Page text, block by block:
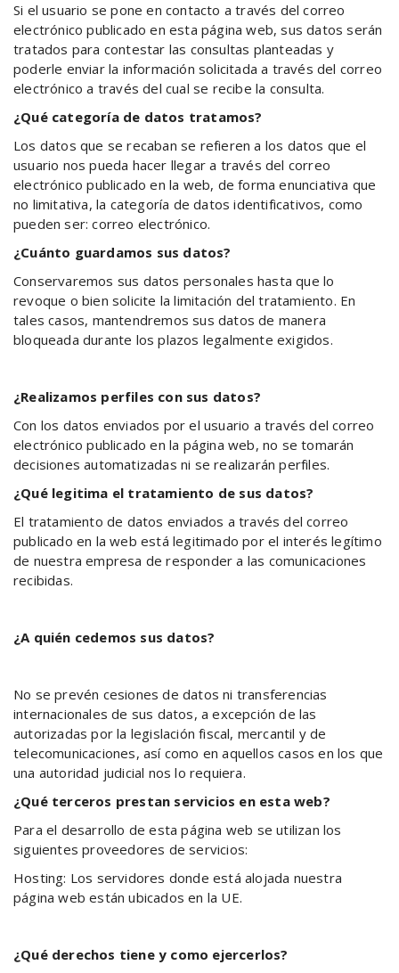
Si el usuario se pone en contacto a través del correo
electrónico publicado en esta página web, sus datos serán
tratados para contestar las consultas planteadas y
poderle enviar la información solicitada a través del correo
electrónico a través del cual se recibe la consulta.
¿Qué categoría de datos tratamos?
Los datos que se recaban se refieren a los datos que el
usuario nos pueda hacer llegar a través del correo
electrónico publicado en la web, de forma enunciativa que
no limitativa, la categoría de datos identificativos, como
pueden ser: correo electrónico.
¿Cuánto guardamos sus datos?
Conservaremos sus datos personales hasta que lo
revoque o bien solicite la limitación del tratamiento. En
tales casos, mantendremos sus datos de manera
bloqueada durante los plazos legalmente exigidos.
¿Realizamos perfiles con sus datos?
Con los datos enviados por el usuario a través del correo
electrónico publicado en la página web, no se tomarán
decisiones automatizadas ni se realizarán perfiles.
¿Qué legitima el tratamiento de sus datos?
El tratamiento de datos enviados a través del correo
publicado en la web está legitimado por el interés legítimo
de nuestra empresa de responder a las comunicaciones
recibidas.
¿A quién cedemos sus datos?
No se prevén cesiones de datos ni transferencias
internacionales de sus datos, a excepción de las
autorizadas por la legislación fiscal, mercantil y de
telecomunicaciones, así como en aquellos casos en los que
una autoridad judicial nos lo requiera.
¿Qué terceros prestan servicios en esta web?
Para el desarrollo de esta página web se utilizan los
siguientes proveedores de servicios:
Hosting: Los servidores donde está alojada nuestra
página web están ubicados en la UE.
¿Qué derechos tiene y como ejercerlos?